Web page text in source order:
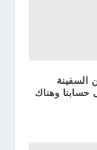
السفينة
حسابنا وهناك